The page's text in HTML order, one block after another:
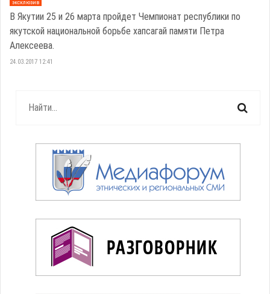
эксклюзив
В Якутии 25 и 26 марта пройдет Чемпионат республики по
якутской национальной борьбе хапсагай памяти Петра
Алексеева.
24.03.2017 12:41